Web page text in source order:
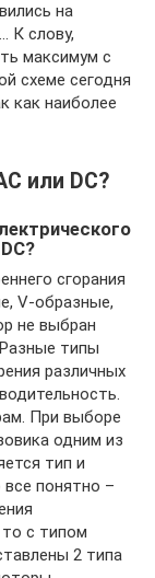
на
К слову,
максимум с
схеме сегодня
как наиболее
или DC?
сгорания
V-образные,
не выбран
типы
различных
При выборе
одним из
тип и
понятно –
с типом
2 типа